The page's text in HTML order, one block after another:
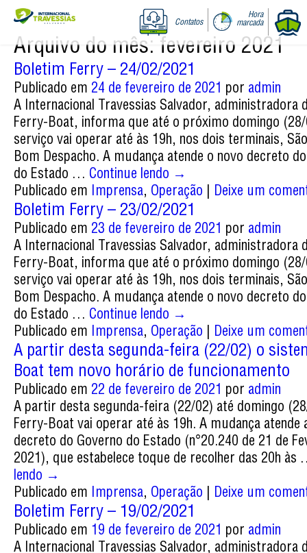
Contatos
Hora
marcada
Arquivo do mês:fevereiro 2021
Boletim Ferry – 24/02/2021
Publicado em 24 de fevereiro de 2021 por admin
A Internacional Travessias Salvador, administradora
Ferry-Boat, informa que até o próximo domingo
serviço vai operar até às 19h, nos dois terminais,
Bom Despacho. A mudança atende o novo decreto
do Estado … Continue lendo →
Publicado em Imprensa, Operação | Deixe um
Boletim Ferry – 23/02/2021
Publicado em 23 de fevereiro de 2021 por admin
A Internacional Travessias Salvador, administradora
Ferry-Boat, informa que até o próximo domingo
serviço vai operar até às 19h, nos dois terminais,
Bom Despacho. A mudança atende o novo decreto
do Estado … Continue lendo →
Publicado em Imprensa, Operação | Deixe um
A partir desta segunda-feira (22/02) o
Boat tem novo horário de funcionamento
Publicado em 22 de fevereiro de 2021 por admin
A partir desta segunda-feira (22/02) até domingo
Ferry-Boat vai operar até às 19h. A mudança atende
decreto do Governo do Estado (n°20.240 de 21 de
2021), que estabelece toque de recolher das 20h
lendo →
Publicado em Imprensa, Operação | Deixe um
Boletim Ferry – 19/02/2021
Publicado em 19 de fevereiro de 2021 por admin
A Internacional Travessias Salvador, administradora